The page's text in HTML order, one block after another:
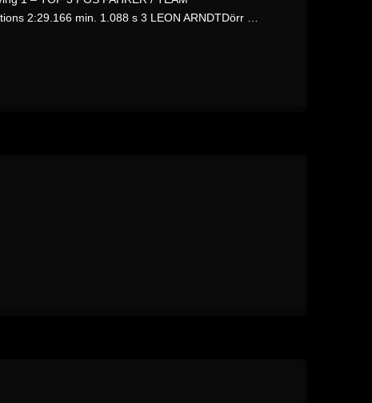
2:29.166 min. 1.088 s 3 LEON ARNDTDörr …